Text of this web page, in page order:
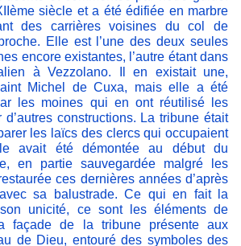
siècle et a été édifiée en marbre
des carrières voisines du col de
Elle est l’une des deux seules
encore existantes, l’autre étant dans
à Vezzolano. Il en existait une,
Michel de Cuxa, mais elle a été
les moines qui en ont réutilisé les
d’autres constructions. La tribune était
les laïcs des clercs qui occupaient
avait été démontée au début du
en partie sauvegardée malgré les
ces dernières années d’après
sa balustrade. Ce qui en fait la
unicité, ce sont les éléments de
façade de la tribune présente aux
de Dieu, entouré des symboles des